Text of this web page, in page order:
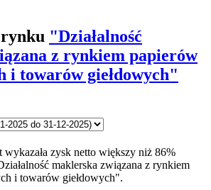
"Działalność
z rynkiem papierów
i towarów giełdowych"
zysk netto większy niż 86%
maklerska związana z rynkiem
i towarów giełdowych".